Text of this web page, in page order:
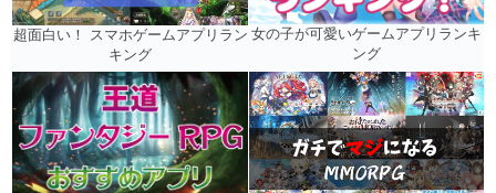
超面白い！ スマホゲームアプリラン
キング
女の子が可愛いゲームアプリランキ
ング